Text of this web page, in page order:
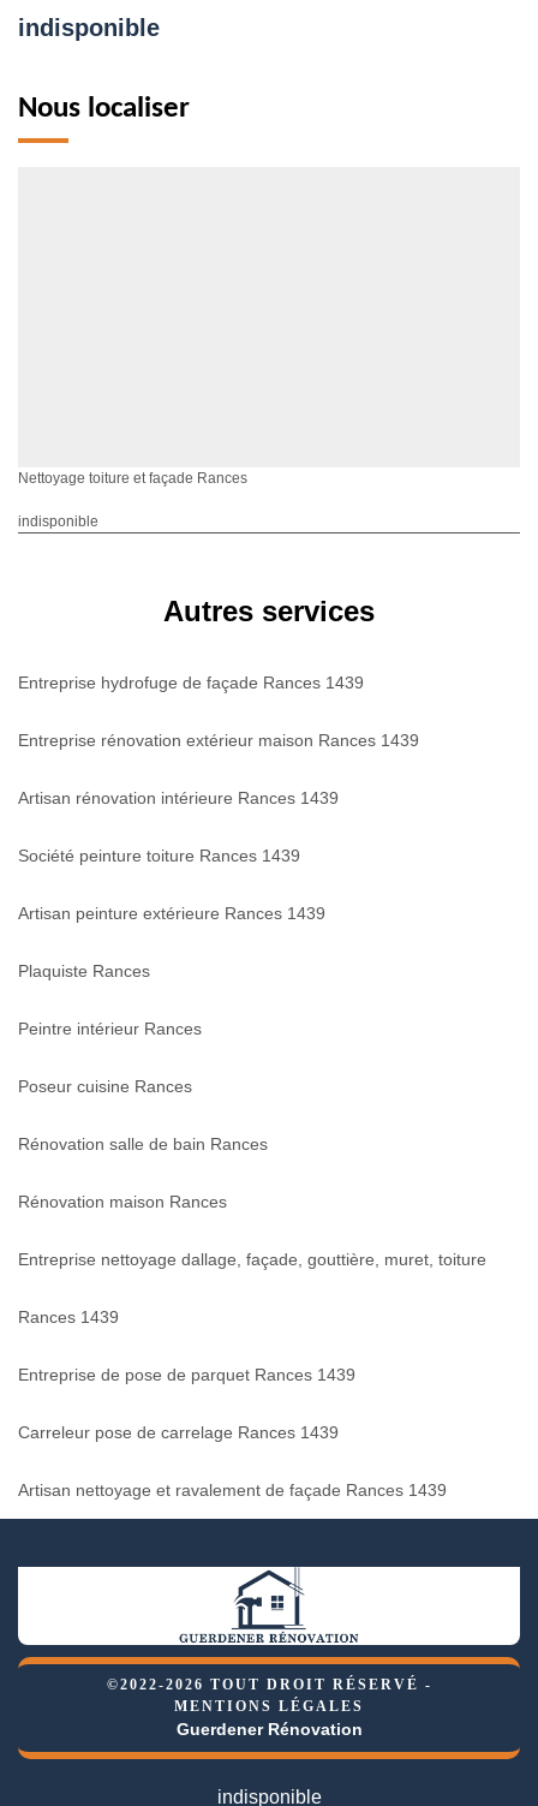
indisponible
Nous localiser
Nettoyage toiture et façade Rances
indisponible
Autres services
Entreprise hydrofuge de façade Rances 1439
Entreprise rénovation extérieur maison Rances 1439
Artisan rénovation intérieure Rances 1439
Société peinture toiture Rances 1439
Artisan peinture extérieure Rances 1439
Plaquiste Rances
Peintre intérieur Rances
Poseur cuisine Rances
Rénovation salle de bain Rances
Rénovation maison Rances
Entreprise nettoyage dallage, façade, gouttière, muret, toiture
Rances 1439
Entreprise de pose de parquet Rances 1439
Carreleur pose de carrelage Rances 1439
Artisan nettoyage et ravalement de façade Rances 1439
©2022-2026 TOUT DROIT RÉSERVÉ -
MENTIONS LÉGALES
Guerdener Rénovation
indisponible